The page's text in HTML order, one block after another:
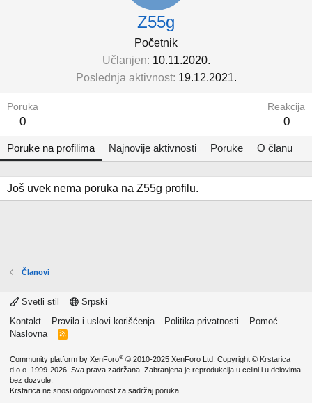
Z55g
Početnik
Učlanjen 10.11.2020.
Poslednja aktivnost 19.12.2021.
Poruka
0
Reakcija
0
Poruke na profilima Najnovije aktivnosti Poruke O članu
Još uvek nema poruka na Z55g profilu.
Članovi
Svetli stil
Srpski
Kontakt
Pravila i uslovi korišćenja Politika privatnosti
Pomoć
Naslovna
R
Community platform by XenForo® © 2010-2025 XenForo Ltd. Copyright © Krstarica
d.o.o. 1999-2026. Sva prava zadržana. Zabranjena je reprodukcija u celini i u delovima
bez dozvole.
Krstarica ne snosi odgovornost za sadržaj poruka.